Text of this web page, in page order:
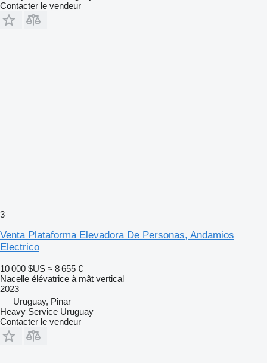
Contacter le vendeur
3
Venta Plataforma Elevadora De Personas, Andamios
Electrico
10 000 $US ≈ 8 655 €
Nacelle élévatrice à mât vertical
2023
Uruguay, Pinar
Heavy Service Uruguay
Contacter le vendeur